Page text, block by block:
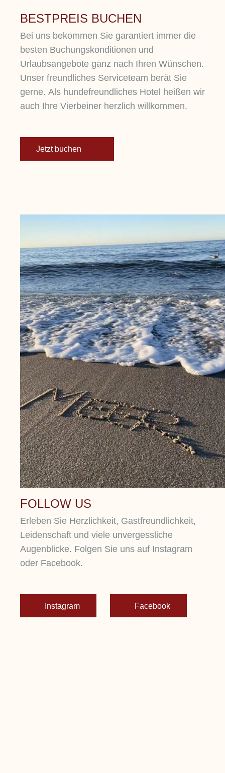
BESTPREIS BUCHEN
Bei uns bekommen Sie garantiert immer die
besten Buchungskonditionen und
Urlaubsangebote ganz nach Ihren Wünschen.
Unser freundliches Serviceteam berät Sie
gerne. Als hundefreundliches Hotel heißen wir
auch Ihre Vierbeiner herzlich willkommen.
Jetzt buchen
FOLLOW US
Erleben Sie Herzlichkeit, Gastfreundlichkeit,
Leidenschaft und viele unvergessliche
Augenblicke. Folgen Sie uns auf Instagram
oder Facebook.
Instagram Facebook